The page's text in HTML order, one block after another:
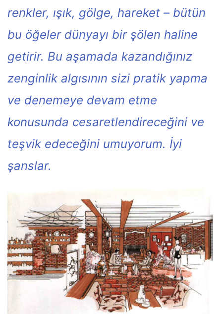
renkler, ışık, gölge, hareket – bütün
bu öğeler dünyayı bir şölen haline
getirir. Bu aşamada kazandığınız
zenginlik algısının sizi pratik yapma
ve denemeye devam etme
konusunda cesaretlendireceğini ve
teşvik edeceğini umuyorum. İyi
şanslar.